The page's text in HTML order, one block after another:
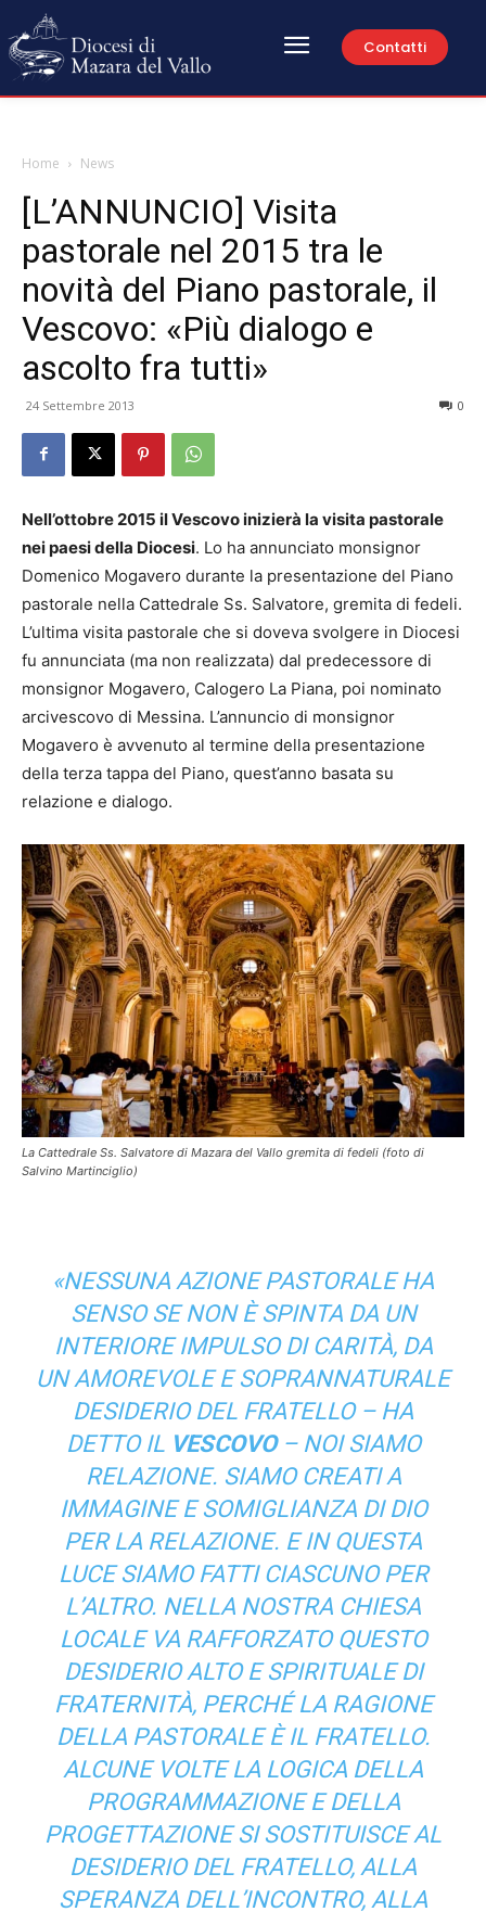
Contatti
Home News
[L’ANNUNCIO] Visita
pastorale nel 2015 tra le
novità del Piano pastorale, il
Vescovo: «Più dialogo e
ascolto fra tutti»
24 Settembre 2013 0
Nell’ottobre 2015 il Vescovo inizierà la visita pastorale
nei paesi della Diocesi. Lo ha annunciato monsignor
Domenico Mogavero durante la presentazione del Piano
pastorale nella Cattedrale Ss. Salvatore, gremita di fedeli.
L’ultima visita pastorale che si doveva svolgere in Diocesi
fu annunciata (ma non realizzata) dal predecessore di
monsignor Mogavero, Calogero La Piana, poi nominato
arcivescovo di Messina. L’annuncio di monsignor
Mogavero è avvenuto al termine della presentazione
della terza tappa del Piano, quest’anno basata su
relazione e dialogo.
La Cattedrale Ss. Salvatore di Mazara del Vallo gremita di fedeli (foto di
Salvino Martinciglio)
«NESSUNA AZIONE PASTORALE HA
SENSO SE NON È SPINTA DA UN
INTERIORE IMPULSO DI CARITÀ, DA
UN AMOREVOLE E SOPRANNATURALE
DESIDERIO DEL FRATELLO – HA
DETTO IL VESCOVO– NOI SIAMO
RELAZIONE. SIAMO CREATI A
IMMAGINE E SOMIGLIANZA DI DIO
PER LA RELAZIONE. E IN QUESTA
LUCE SIAMO FATTI CIASCUNO PER
L’ALTRO. NELLA NOSTRA CHIESA
LOCALE VA RAFFORZATO QUESTO
DESIDERIO ALTO E SPIRITUALE DI
FRATERNITÀ, PERCHÉ LA RAGIONE
DELLA PASTORALE È IL FRATELLO.
ALCUNE VOLTE LA LOGICA DELLA
PROGRAMMAZIONE E DELLA
PROGETTAZIONE SI SOSTITUISCE AL
DESIDERIO DEL FRATELLO, ALLA
SPERANZA DELL’INCONTRO, ALLA